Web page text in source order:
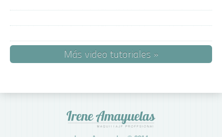
Más video tutoriales »